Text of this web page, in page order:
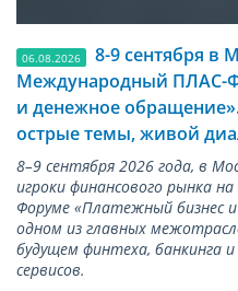
06.08.2026
8-9 сентября в
Международный ПЛАС-
и денежное
острые темы, живой
8–9 сентября 2026 года, в
игроки финансового рынка
Форуме «Платежный бизнес
одном из главных
будущем финтеха, банкинга
сервисов.